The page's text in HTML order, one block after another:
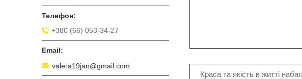
Краса та якість в житті
+380 (66) 053-34-27
valera19jan@gmail.com